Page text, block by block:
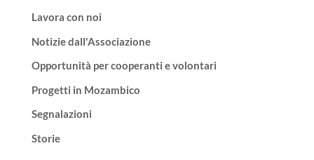
Lavora con noi
Notizie dall'Associazione
Opportunità per cooperanti e volontari
Progetti in Mozambico
Segnalazioni
Storie